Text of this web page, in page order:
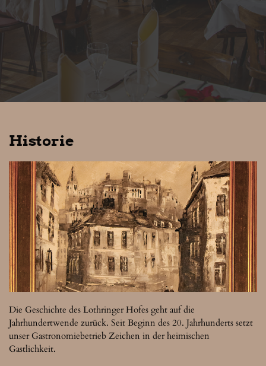
Historie
Die Geschichte des Lothringer Hofes geht auf die
Jahrhundertwende zurück. Seit Beginn des 20. Jahrhunderts setzt
unser Gastronomiebetrieb Zeichen in der heimischen
Gastlichkeit.